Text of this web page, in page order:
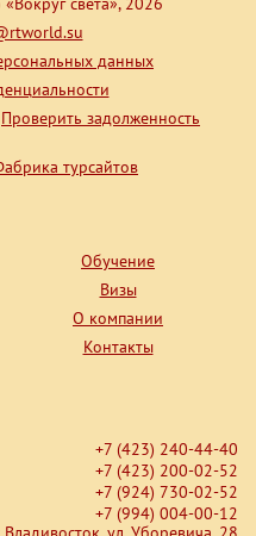
данных
Проверить задолженность
турсайтов
Обучение
Визы
О компании
Контакты
+7 (423) 240-44-40
+7 (423) 200-02-52
+7 (924) 730-02-52
+7 (994) 004-00-12